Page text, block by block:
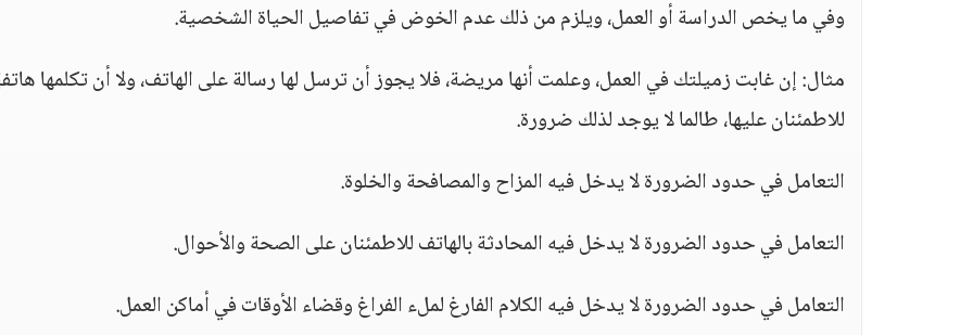
وفي ما يخص الدراسة أو العمل، ويلزم من ذلك عدم الخوض في تفاصيل الحياة الشخصية.
مثال: إن غابت زميلتك في العمل، وعلمت أنها مريضة، فلا يجوز أن ترسل لها رسالة على الهاتف، ولا أن تكلمها
للاطمئنان عليها، طالما لا يوجد لذلك ضرورة.
التعامل في حدود الضرورة لا يدخل فيه المزاح والمصافحة والخلوة.
التعامل في حدود الضرورة لا يدخل فيه المحادثة بالهاتف للاطمئنان على الصحة والأحوال.
التعامل في حدود الضرورة لا يدخل فيه الكلام الفارغ لملء الفراغ وقضاء الأوقات في أماكن العمل.